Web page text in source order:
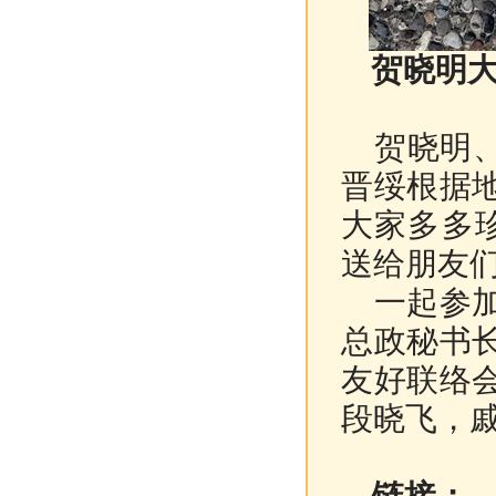
贺晓明
贺晓明
晋绥根据
大家多多
送给朋友
一起参
总政秘书
友好联络
段晓飞，